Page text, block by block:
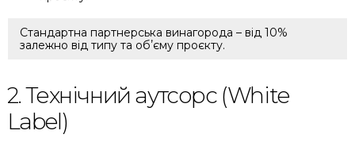
Стандартна партнерська винагорода – від 10%
залежно від типу та обʼєму проєкту.
2. Технічний аутсорс (White
Label)